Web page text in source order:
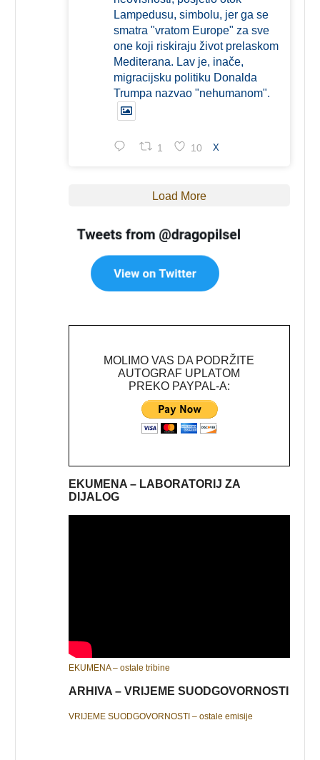
Lampedusu, simbolu, jer ga se
smatra "vratom Europe" za sve
one koji riskiraju život prelaskom
Mediterana. Lav je, inače,
migracijsku politiku Donalda
Trumpa nazvao "nehumanom".
1 10 X
Load More
MOLIMO VAS DA PODRŽITE
AUTOGRAF UPLATOM
PREKO PAYPAL-A:
EKUMENA – LABORATORIJ ZA
DIJALOG
EKUMENA – ostale tribine
ARHIVA – VRIJEME SUODGOVORNOSTI
VRIJEME SUODGOVORNOSTI – ostale emisije